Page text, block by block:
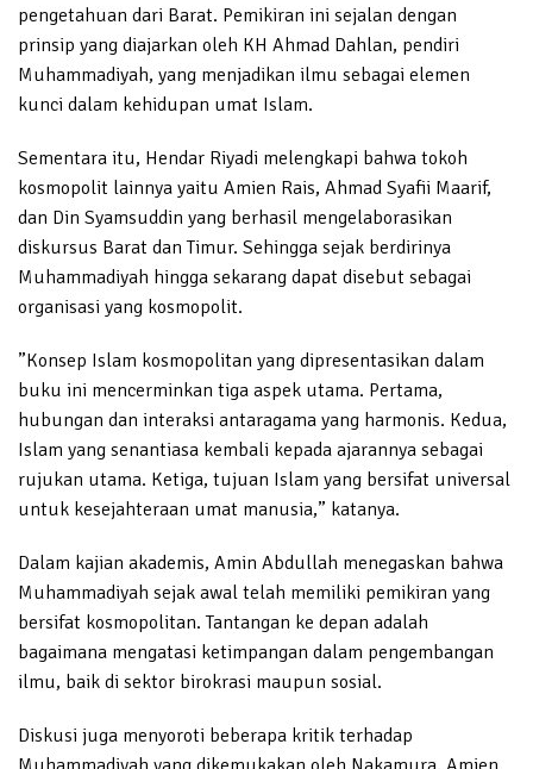
pengetahuan dari Barat. Pemikiran ini sejalan dengan
prinsip yang diajarkan oleh KH Ahmad Dahlan, pendiri
Muhammadiyah, yang menjadikan ilmu sebagai elemen
kunci dalam kehidupan umat Islam.
Sementara itu, Hendar Riyadi melengkapi bahwa tokoh
kosmopolit lainnya yaitu Amien Rais, Ahmad Syafii Maarif,
dan Din Syamsuddin yang berhasil mengelaborasikan
diskursus Barat dan Timur. Sehingga sejak berdirinya
Muhammadiyah hingga sekarang dapat disebut sebagai
organisasi yang kosmopolit.
”Konsep Islam kosmopolitan yang dipresentasikan dalam
buku ini mencerminkan tiga aspek utama. Pertama,
hubungan dan interaksi antaragama yang harmonis. Kedua,
Islam yang senantiasa kembali kepada ajarannya sebagai
rujukan utama. Ketiga, tujuan Islam yang bersifat universal
untuk kesejahteraan umat manusia,” katanya.
Dalam kajian akademis, Amin Abdullah menegaskan bahwa
Muhammadiyah sejak awal telah memiliki pemikiran yang
bersifat kosmopolitan. Tantangan ke depan adalah
bagaimana mengatasi ketimpangan dalam pengembangan
ilmu, baik di sektor birokrasi maupun sosial.
Diskusi juga menyoroti beberapa kritik terhadap